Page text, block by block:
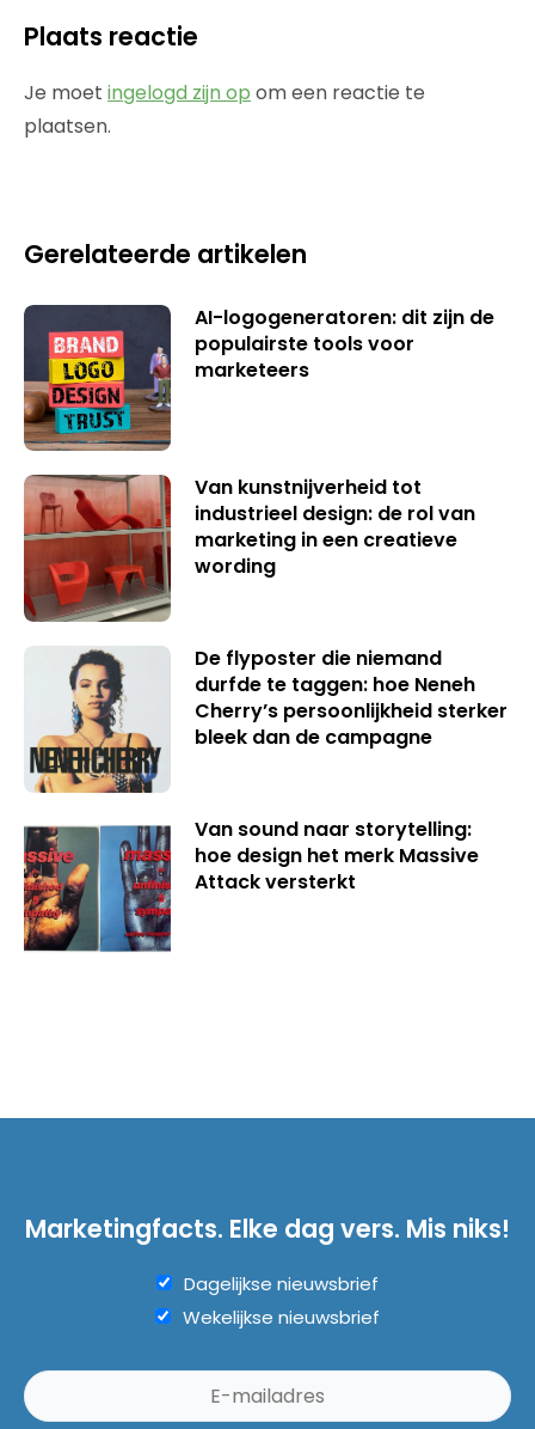
Plaats reactie
Je moet ingelogd zijn op om een reactie te
plaatsen.
Gerelateerde artikelen
AI-logogeneratoren: dit zijn de
populairste tools voor
marketeers
Van kunstnijverheid tot
industrieel design: de rol van
marketing in een creatieve
wording
De flyposter die niemand
durfde te taggen: hoe Neneh
Cherry’s persoonlijkheid sterker
bleek dan de campagne
Van sound naar storytelling:
hoe design het merk Massive
Attack versterkt
Marketingfacts. Elke dag vers. Mis niks!
Dagelijkse nieuwsbrief
Wekelijkse nieuwsbrief